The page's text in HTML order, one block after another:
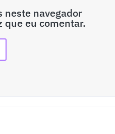
neste navegador
que eu comentar.